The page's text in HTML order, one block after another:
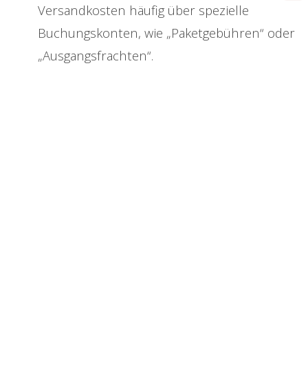
Versandkosten häufig über spezielle
Buchungskonten, wie „Paketgebühren“ oder
„Ausgangsfrachten“.